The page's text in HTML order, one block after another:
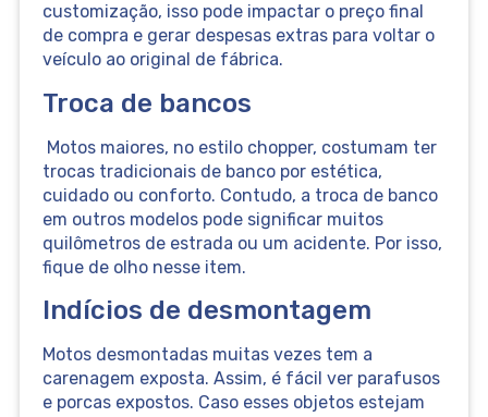
customização, isso pode impactar o preço final
de compra e gerar despesas extras para voltar o
veículo ao original de fábrica.
Troca de bancos
Motos maiores, no estilo chopper, costumam ter
trocas tradicionais de banco por estética,
cuidado ou conforto. Contudo, a troca de banco
em outros modelos pode significar muitos
quilômetros de estrada ou um acidente. Por isso,
fique de olho nesse item.
Indícios de desmontagem
Motos desmontadas muitas vezes tem a
carenagem exposta. Assim, é fácil ver parafusos
e porcas expostos. Caso esses objetos estejam